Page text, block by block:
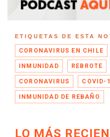
ETIQUETAS DE ESTA
CORONAVIRUS EN CHILE
INMUNIDAD REBROTE
CORONAVIRUS COVID-
INMUNIDAD DE REBAÑO
LO MÁS